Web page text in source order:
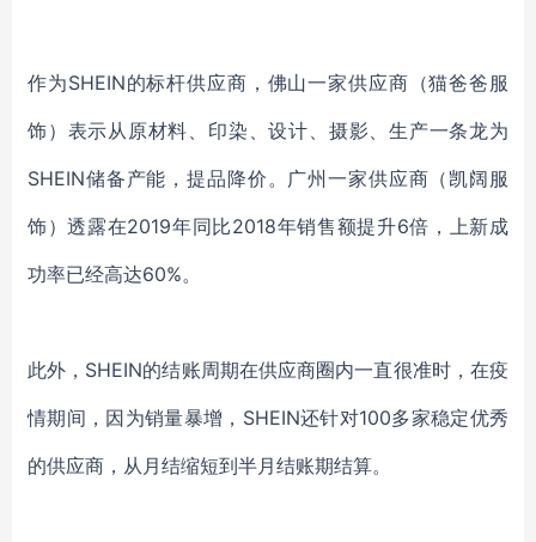
作为SHEIN的标杆供应商，佛山一家供应商（猫爸爸服
饰）表示从原材料、印染、设计、摄影、生产一条龙为
SHEIN储备产能，提品降价。广州一家供应商（凯阔服
饰）透露在2019年同比2018年销售额提升6倍，上新成
功率已经高达60%。
此外， SHEIN的结账周期在供应商圈内一直很准时，在疫
情期间，因为销量暴增，SHEIN还针对100多家稳定优秀
的供应商，从月结缩短到半月结账期结算。